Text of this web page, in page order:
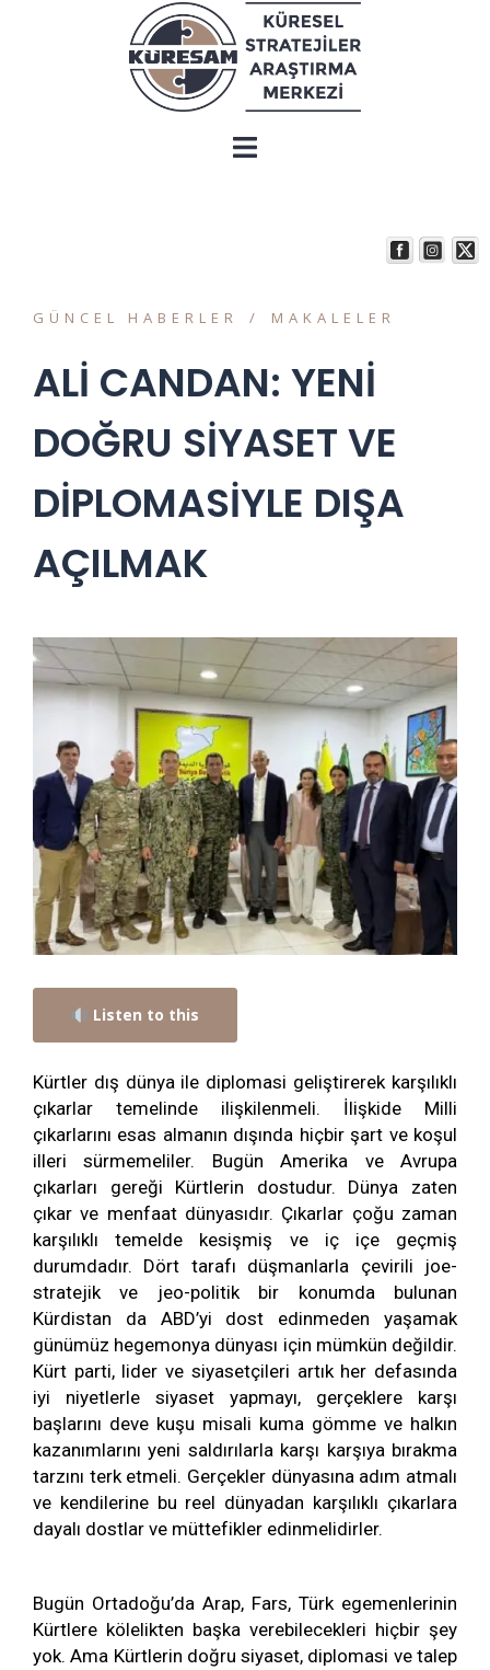
GÜNCEL HABERLER MAKALELER
ALİ CANDAN: YENİ
DOĞRU SİYASET VE
DİPLOMASİYLE DIŞA
AÇILMAK
Listen to this
Kürtler dış dünya ile diplomasi geliştirerek karşılıklı
çıkarlar temelinde ilişkilenmeli. İlişkide Milli
çıkarlarını esas almanın dışında hiçbir şart ve koşul
illeri sürmemeliler. Bugün Amerika ve Avrupa
çıkarları gereği Kürtlerin dostudur. Dünya zaten
çıkar ve menfaat dünyasıdır. Çıkarlar çoğu zaman
karşılıklı temelde kesişmiş ve iç içe geçmiş
durumdadır. Dört tarafı düşmanlarla çevirili joe-
stratejik ve jeo-politik bir konumda bulunan
Kürdistan da ABD’yi dost edinmeden yaşamak
günümüz hegemonya dünyası için mümkün değildir.
Kürt parti, lider ve siyasetçileri artık her defasında
iyi niyetlerle siyaset yapmayı, gerçeklere karşı
başlarını deve kuşu misali kuma gömme ve halkın
kazanımlarını yeni saldırılarla karşı karşıya bırakma
tarzını terk etmeli. Gerçekler dünyasına adım atmalı
ve kendilerine bu reel dünyadan karşılıklı çıkarlara
dayalı dostlar ve müttefikler edinmelidirler.
Bugün Ortadoğu’da Arap, Fars, Türk egemenlerinin
Kürtlere kölelikten başka verebilecekleri hiçbir şey
yok. Ama Kürtlerin doğru siyaset, diplomasi ve talep